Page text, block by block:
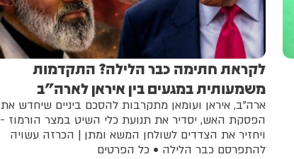
לקראת חתימה כבר הלילה? התקדמות
משמעותית במגעים בין איראן לארה"ב
ארה"ב, איראן ועומאן מתקרבות להסכם ביניים שיחדש את
הפסקת האש, יסדיר את תנועת כלי השיט במצר הורמוז -
ויחזיר את הצדדים לשולחן המשא ומתן | הכרזה עשויה
להתפרסם כבר הלילה • כל הפרטים